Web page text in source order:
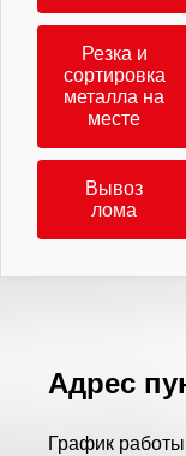
Резка и
сортировка
металла на
месте
Вывоз
лома
Адрес
График